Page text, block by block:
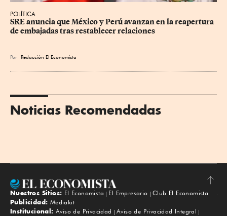
POLÍTICA
SRE anuncia que México y Perú avanzan en la reapertura
de embajadas tras restablecer relaciones
Por Redacción El Economista
Noticias Recomendadas
Subir
Nuestros Sitios: El Economista El Empresario
Club El Economista
Publicidad: Mediakit
Institucional: Aviso de Privacidad
Aviso de Privacidad Integral